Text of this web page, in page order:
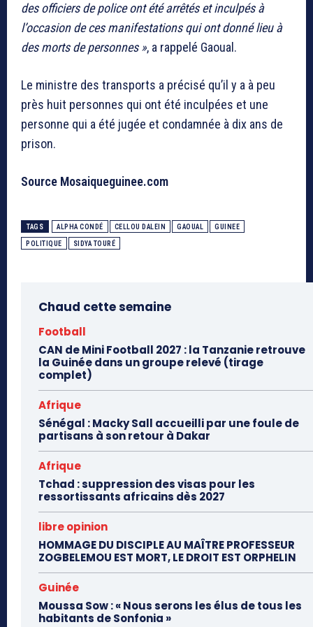
des officiers de police ont été arrêtés et inculpés à
l’occasion de ces manifestations qui ont donné lieu à
des morts de personnes », a rappelé Gaoual.
Le ministre des transports a précisé qu’il y a à peu
près huit personnes qui ont été inculpées et une
personne qui a été jugée et condamnée à dix ans de
prison.
Source Mosaiqueguinee.com
TAGS ALPHA CONDÉ CELLOU DALEIN GAOUAL GUINEE
POLITIQUE SIDYA TOURÉ
Chaud cette semaine
Football
CAN de Mini Football 2027 : la Tanzanie retrouve
la Guinée dans un groupe relevé (tirage
complet)
Afrique
Sénégal : Macky Sall accueilli par une foule de
partisans à son retour à Dakar
Afrique
Tchad : suppression des visas pour les
ressortissants africains dès 2027
libre opinion
HOMMAGE DU DISCIPLE AU MAÎTRE PROFESSEUR
ZOGBELEMOU EST MORT, LE DROIT EST ORPHELIN
Guinée
Moussa Sow : « Nous serons les élus de tous les
habitants de Sonfonia »